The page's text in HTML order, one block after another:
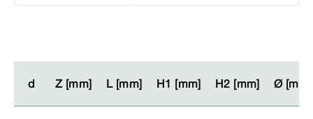
d Z [mm] L [mm] H1 [mm] H2 [mm] Ø [mm]
d Z [mm] L [mm] H1 [mm] H2 [mm] Ø [mm]